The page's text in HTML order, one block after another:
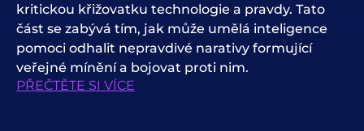
kritickou křižovatku technologie a pravdy. Tato
část se zabývá tím, jak může umělá inteligence
pomoci odhalit nepravdivé narativy formující
veřejné mínění a bojovat proti nim.
PŘEČTĚTE SI VÍCE